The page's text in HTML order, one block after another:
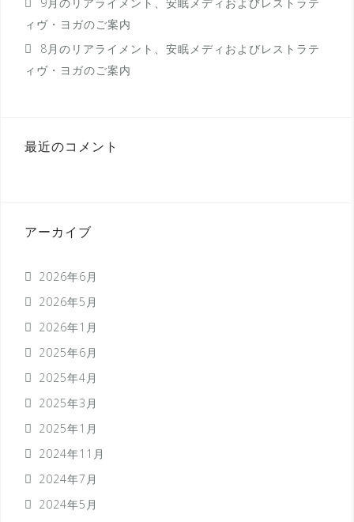
ィヴ・ヨガのご案内
8月のリアライメント、安眠メディおよびレストラテ
ィヴ・ヨガのご案内
最近のコメント
アーカイブ
2026年6月
2026年5月
2026年1月
2025年6月
2025年4月
2025年3月
2025年1月
2024年11月
2024年7月
2024年5月